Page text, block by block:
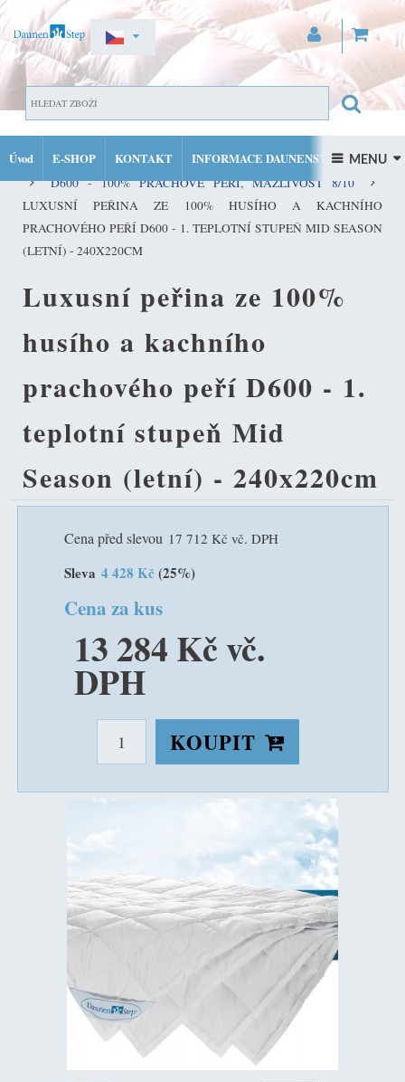
PŘIHLÁSIT SE
Úvod E-SHOP KONTAKT INFORMACE DAUNENSTEP
FACEBOOK INSTAGRAM
 MENU 
DOMŮ
KVALITNÍ PEŘINY ZE 100% PRACHOVÉHO PEŘÍ DAUNENSTEP
D600 - 100% PRACHOVÉ PEŘÍ, MAZLIVOST 8/10
LUXUSNÍ PEŘINA ZE 100% HUSÍHO A KACHNÍHO
PRACHOVÉHO PEŘÍ D600 - 1. TEPLOTNÍ STUPEŇ MID SEASON
(LETNÍ) - 240X220CM
Luxusní peřina ze 100%
husího a kachního
prachového peří D600 - 1.
teplotní stupeň Mid
Season (letní) - 240x220cm
Cena před slevou 17 712 Kč vč. DPH
Sleva 4 428 Kč (25%)
Cena za kus
13 284 Kč vč.
DPH
KOUPIT